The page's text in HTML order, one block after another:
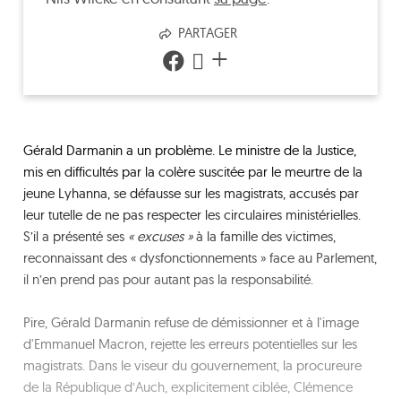
PARTAGER
+
Gérald Darmanin a un problème. Le ministre de la Justice,
mis en difficultés par la colère suscitée par le meurtre de la
jeune Lyhanna, se défausse sur les magistrats, accusés par
leur tutelle de ne pas respecter les circulaires ministérielles.
S’il a présenté ses « excuses »à la famille des victimes,
reconnaissant des « dysfonctionnements » face au Parlement,
il n’en prend pas pour autant pas la responsabilité.
Pire, Gérald Darmanin refuse de démissionner et à l'image
d'Emmanuel Macron, rejette les erreurs potentielles sur les
magistrats. Dans le viseur du gouvernement, la procureure
de la République d’Auch, explicitement ciblée, Clémence